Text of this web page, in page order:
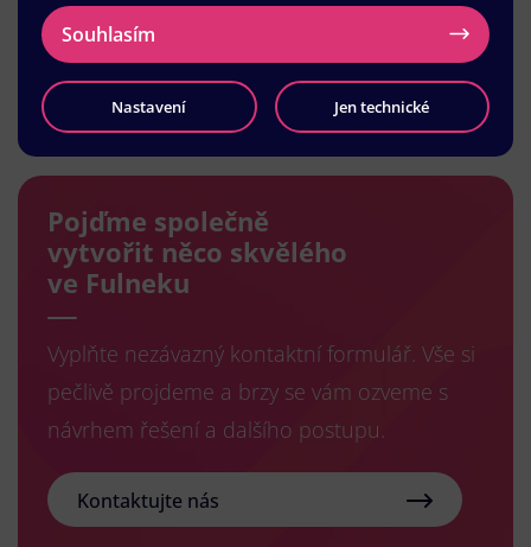
Načíst další
Pojďme společně
vytvořit něco skvělého
ve Fulneku
Vyplňte nezávazný kontaktní formulář. Vše si
pečlivě projdeme a brzy se vám ozveme s
návrhem řešení a dalšího postupu.
Kontaktujte nás
Souhlasím
Nastavení Jen technické